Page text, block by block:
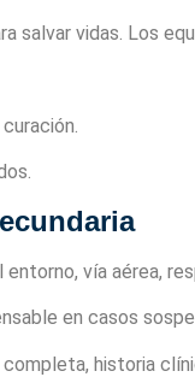
salvar vidas. Los
entorno, vía aérea,
en casos
historia